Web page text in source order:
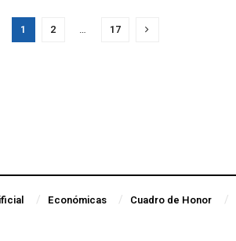
1 2 … 17
Económicas Cuadro de Honor